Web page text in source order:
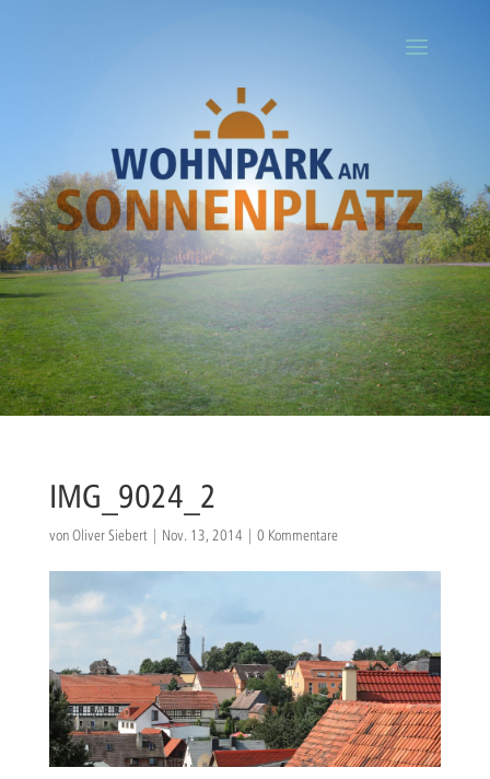
Ihr Titel
Your content goes here. Edit or remove this text inline or in the
module Content settings. You can also style every aspect of this
content in the module Design settings and even apply custom CSS
to this text in the module Advanced settings.
IMG_9024_2
vonOliver Siebert| Nov. 13, 2014 | 0 Kommentare